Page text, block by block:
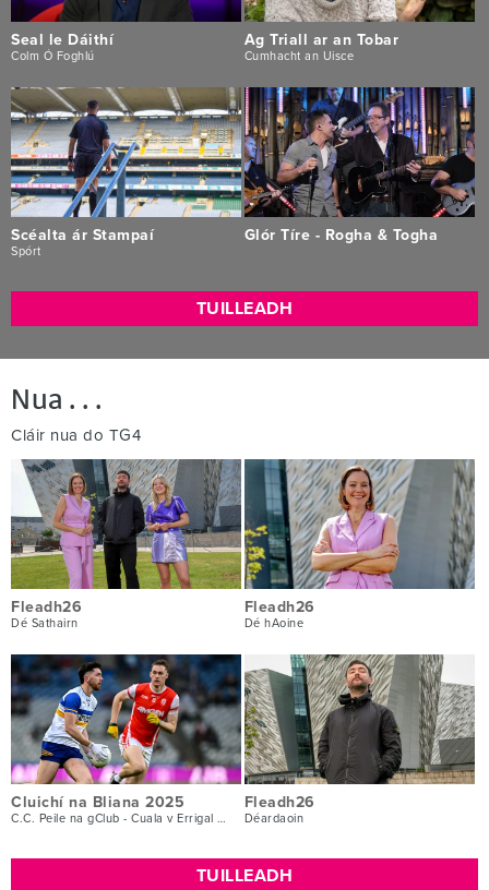
Seal le Dáithí
Colm Ó Foghlú
Ag Triall ar an Tobar
Cumhacht an Uisce
Scéalta ár Stampaí
Spórt
Glór Tíre - Rogha & Togha
TUILLEADH
Nua . . .
Cláir nua do TG4
Fleadh26
Dé Sathairn
Fleadh26
Dé hAoine
Cluichí na Bliana 2025
C.C. Peile na gClub - Cuala v Errigal Ciarán
Fleadh26
Déardaoin
TUILLEADH